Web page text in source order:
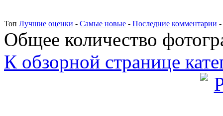
Топ Лучшие оценки - Самые новые - Последние комментарии -
Общее количество
К обзорной странице